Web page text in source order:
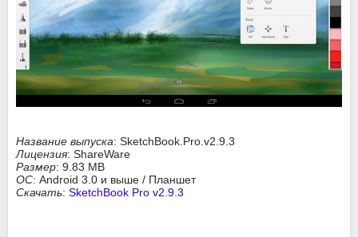
Название выпуска: SketchBook.Pro.v2.9.3
Лицензия: ShareWare
Размер: 9.83 MB
ОС: Android 3.0 и выше / Планшет
Скачать: SketchBook Pro v2.9.3